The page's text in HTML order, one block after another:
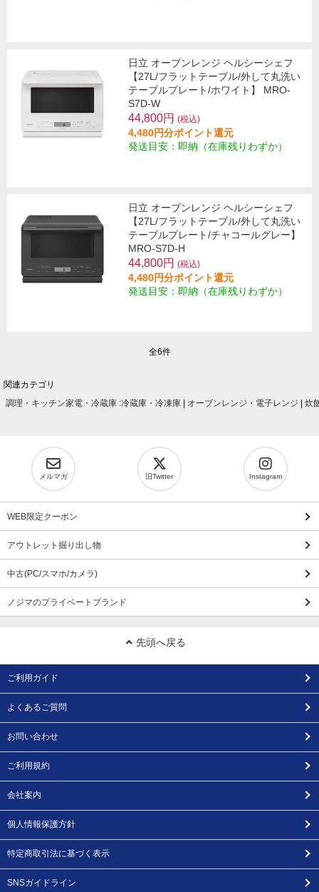
日立 オーブンレンジ ヘルシーシェフ
【27L/フラットテーブル/外して丸洗い
テーブルプレート/ホワイト】 MRO-
S7D-W
44,800円 (税込)
4,480円分ポイント還元
発送目安：即納（在庫残りわずか）
日立 オーブンレンジ ヘルシーシェフ
【27L/フラットテーブル/外して丸洗い
テーブルプレート/チャコールグレー】
MRO-S7D-H
44,800円 (税込)
4,480円分ポイント還元
発送目安：即納（在庫残りわずか）
全6件
関連カテゴリ
調理・キッチン家電・冷蔵庫 :冷蔵庫・冷凍庫 | オーブンレンジ・電子レンジ | 炊
メルマガ 旧Twitter Instagram
WEB限定クーポン
アウトレット掘り出し物
中古(PC/スマホ/カメラ)
ノジマのプライベートブランド
先頭へ戻る
ご利用ガイド
よくあるご質問
お問い合わせ
ご利用規約
会社案内
個人情報保護方針
特定商取引法に基づく表示
SNSガイドライン